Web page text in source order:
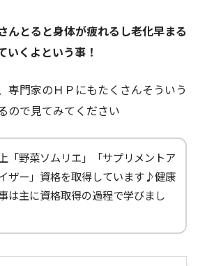
んとると身体が疲れるし老化早まる
いくよという事！
専門家のＨＰにもたくさんそういう
ので見てみてください
「野菜ソムリエ」「サプリメントア
ザー」資格を取得しています♪健康
は主に資格取得の過程で学びまし